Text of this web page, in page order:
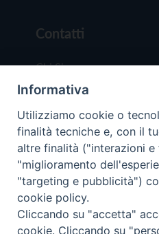
Contatti
Chi Siamo
Redazione
Scrivici
Copyright © 2019 -
Trentina Editrice
Informativa
Utilizziamo cookie o
finalità tecniche e, con il
altre finalità ("interazioni e
"miglioramento
"targeting e pubblicità")
cookie policy.
Cliccando su "accetta"
cookie. Cliccando su